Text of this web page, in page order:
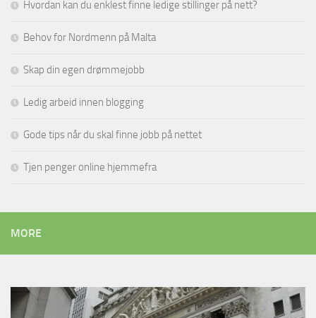
Hvordan kan du enklest finne ledige stillinger på nett?
Behov for Nordmenn på Malta
Skap din egen drømmejobb
Ledig arbeid innen blogging
Gode tips når du skal finne jobb på nettet
Tjen penger online hjemmefra
MORE